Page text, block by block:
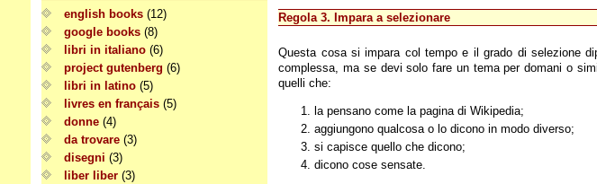
english books (12)
google books (8)
libri in italiano (6)
project gutenberg (6)
libri in latino (5)
livres en français (5)
donne (4)
da trovare (3)
disegni (3)
liber liber (3)
Regola 3. Impara a selezionare
Questa cosa si impara col tempo e il grado di selezione
complessa, ma se devi solo fare un tema per domani o
quelli che:
la pensano come la pagina di Wikipedia;
aggiungono qualcosa o lo dicono in modo diverso;
si capisce quello che dicono;
dicono cose sensate.